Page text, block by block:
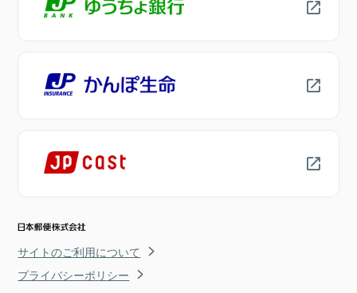
サイトのご利用について
プライバシーポリシー